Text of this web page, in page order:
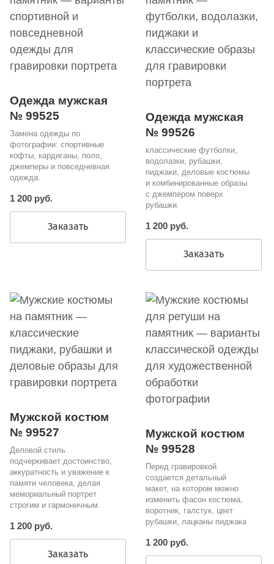
Одежда мужская
№ 99525
Замена одежды по
фотографии: спортивные
кофты, кардиганы, поло,
джемперы и повседневная
одежда.
1 200 руб.
Заказать
Одежда мужская
№ 99526
классические футболки,
водолазки, рубашки,
пиджаки, деловые костюмы
и комбинированные образы
с джемпером поверх
рубашки.
1 200 руб.
Заказать
Мужской костюм
№ 99527
Деловой стиль
подчеркивает достоинство,
аккуратность и уважение к
памяти человека, делая
мемориальный портрет
строгим и гармоничным.
1 200 руб.
Заказать
Мужской костюм
№ 99528
Перед гравировкой
создается детальный
макет, на котором можно
изменить фасон костюма,
воротник, галстук, цвет
рубашки, лацканы пиджака
1 200 руб.